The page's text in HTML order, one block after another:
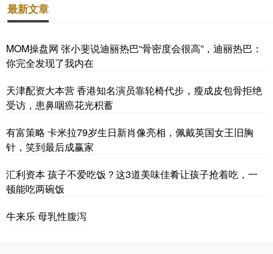
最新文章
MOM操盘网 张小斐说迪丽热巴“骨密度会很高”，迪丽热巴：
你完全发现了我内在
天津配资大本营 香港知名演员靠轮椅代步，瘦成皮包骨拒绝
受访，患鼻咽癌花光积蓄
有富策略 卡米拉79岁生日新肖像亮相，佩戴英国女王旧胸
针，笑到最后成赢家
汇利资本 孩子不爱吃饭？这3道美味佳肴让孩子抢着吃，一
顿能吃两碗饭
牛来乐 母乳性腹泻